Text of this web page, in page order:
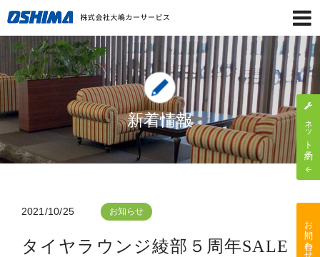
新着情報
2021/10/25 お知らせ
タイヤラウンジ綾部５周年SALE
ネット予約
お問い合わせ